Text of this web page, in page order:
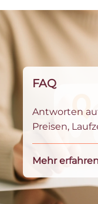
FAQ
Antworten
Preisen,
Mehr